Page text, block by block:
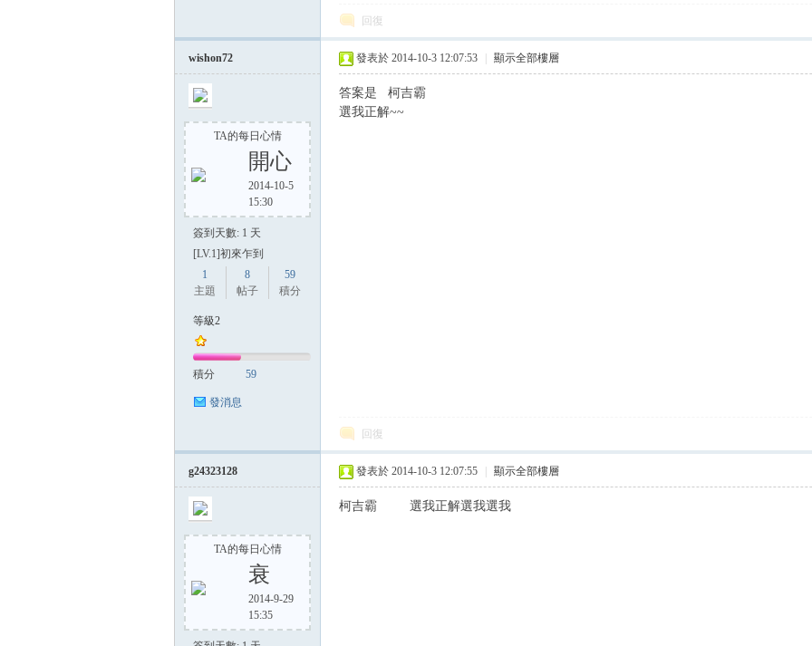
回復
wishon72
TA的每日心情
開心
2014-10-5
15:30
簽到天數: 1 天
[LV.1]初來乍到
1
主題
8
帖子
59
積分
等級2
積分 59
發消息
發表於 2014-10-3 12:07:53 顯示全部樓層
答案是 柯吉霸
選我正解~~
回復
g24323128
TA的每日心情
衰
2014-9-29
15:35
發表於 2014-10-3 12:07:55 顯示全部樓層
柯吉霸 選我正解選我選我